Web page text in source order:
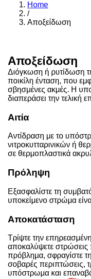
Home
/
Αποξείδωση
Αποξείδωση
Διόγκωση ή ρυτίδωση
ποικίλη ένταση, που
σβησμένες ακμές. Η
διαπεράσει την τελική
Αιτία
Αντίδραση με το
νιτροκυτταρινικών ή
σε θερμοπλαστικά
Πρόληψη
Εξασφαλίστε τη
υποκείμενο στρώμα
Αποκατάσταση
Τρίψτε την
αποκαλύψετε στρώσεις
πρόβλημα, σφραγίστε
σοβαρές περιπτώσεις,
υπόστρωμα και